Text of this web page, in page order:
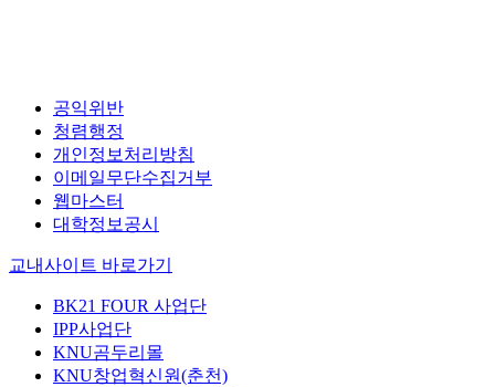
공익위반
청렴행정
개인정보처리방침
이메일무단수집거부
웹마스터
대학정보공시
교내사이트 바로가기
BK21 FOUR 사업단
IPP사업단
KNU곰두리몰
KNU창업혁신원(춘천)